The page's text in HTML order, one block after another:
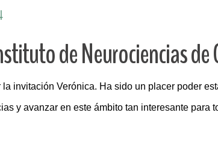
de Neurociencias de
invitación Verónica. Ha sido un placer poder
y avanzar en este ámbito tan interesante para